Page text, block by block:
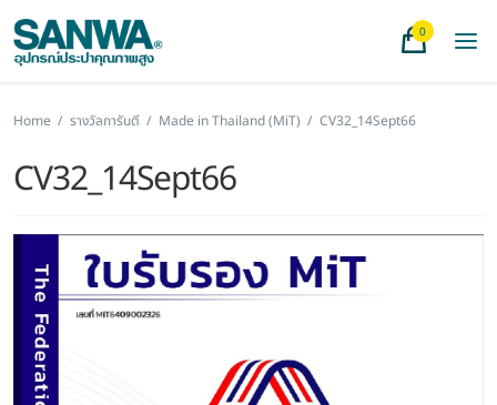
0
Home / รางวัลการันตี / Made in Thailand (MiT) / CV32_14Sept66
CV32_14Sept66